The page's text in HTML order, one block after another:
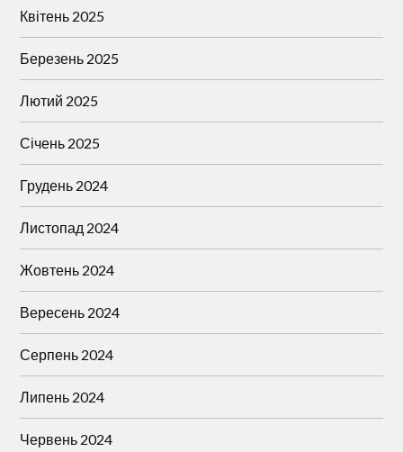
Квітень 2025
Березень 2025
Лютий 2025
Січень 2025
Грудень 2024
Листопад 2024
Жовтень 2024
Вересень 2024
Серпень 2024
Липень 2024
Червень 2024